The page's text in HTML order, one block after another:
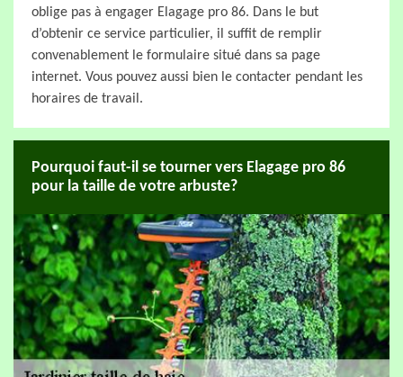
oblige pas à engager Elagage pro 86. Dans le but
d’obtenir ce service particulier, il suffit de remplir
convenablement le formulaire situé dans sa page
internet. Vous pouvez aussi bien le contacter pendant les
horaires de travail.
Pourquoi faut-il se tourner vers Elagage pro 86
pour la taille de votre arbuste?